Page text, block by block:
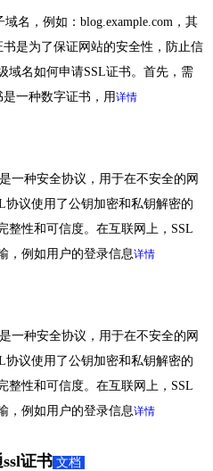
名，例如：blog.example.com，其
是为了保证网站的安全性，防止信
域名如何申请SSL证书。首先，需
一种数字证书，用详情
一种安全协议，用于在不安全的网
协议使用了公钥加密和私钥解密的
整性和可信度。在互联网上，SSL
，例如用户的登录信息详情
一种安全协议，用于在不安全的网
协议使用了公钥加密和私钥解密的
整性和可信度。在互联网上，SSL
，例如用户的登录信息详情
证书 文档